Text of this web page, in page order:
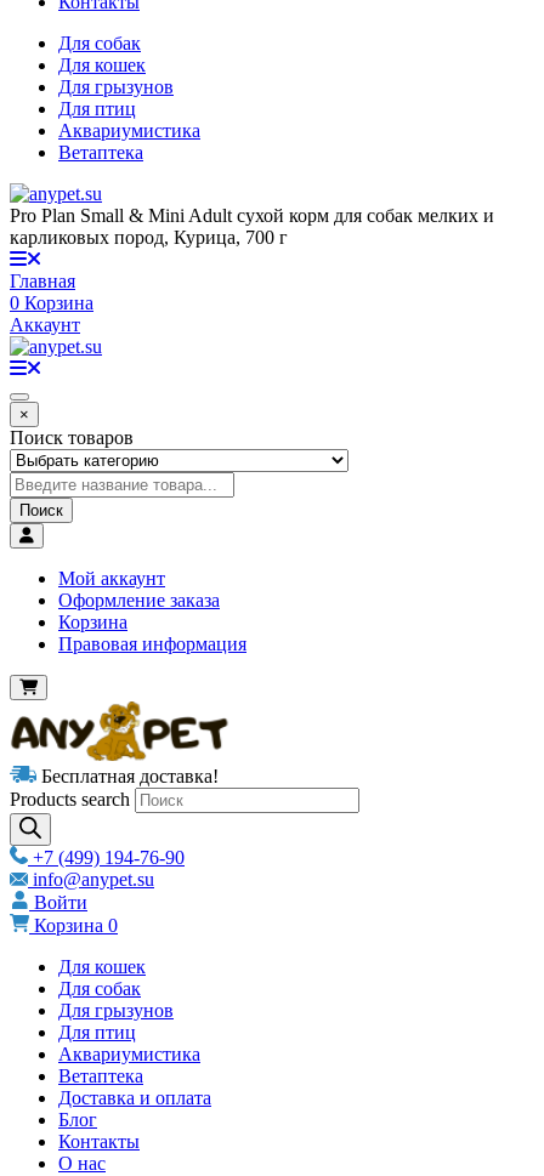
Для собак
Для кошек
Для грызунов
Для птиц
Аквариумистика
Ветаптека
Pro Plan Small & Mini Adult сухой корм для собак мелких и
карликовых пород, Курица, 700 г
Главная
0 Корзина
Аккаунт
×
Поиск товаров
Поиск
Мой аккаунт
Оформление заказа
Корзина
Правовая информация
Бесплатная доставка!
Products search
+7 (499) 194-76-90
info@anypet.su
Войти
Корзина 0
Для кошек
Для собак
Для грызунов
Для птиц
Аквариумистика
Ветаптека
Доставка и оплата
Блог
Контакты
О нас